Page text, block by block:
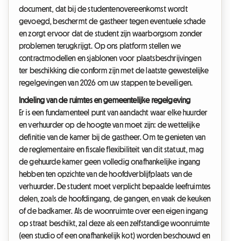
document, dat bij de studentenovereenkomst wordt
gevoegd, beschermt de gastheer tegen eventuele schade
en zorgt ervoor dat de student zijn waarborgsom zonder
problemen terugkrijgt. Op ons platform stellen we
contractmodellen en sjablonen voor plaatsbeschrijvingen
ter beschikking die conform zijn met de laatste gewestelijke
regelgevingen van 2026 om uw stappen te beveiligen.
Indeling van de ruimtes en gemeentelijke regelgeving
Er is een fundamenteel punt van aandacht waar elke huurder
en verhuurder op de hoogte van moet zijn: de wettelijke
definitie van de kamer bij de gastheer. Om te genieten van
de reglementaire en fiscale flexibiliteit van dit statuut, mag
de gehuurde kamer geen volledig onafhankelijke ingang
hebben ten opzichte van de hoofdverblijfplaats van de
verhuurder. De student moet verplicht bepaalde leefruimtes
delen, zoals de hoofdingang, de gangen, en vaak de keuken
of de badkamer. Als de woonruimte over een eigen ingang
op straat beschikt, zal deze als een zelfstandige woonruimte
(een studio of een onafhankelijk kot) worden beschouwd en